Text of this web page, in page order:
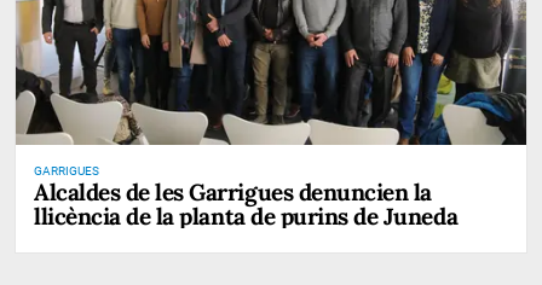
GARRIGUES
Alcaldes de les Garrigues denuncien la
llicència de la planta de purins de Juneda